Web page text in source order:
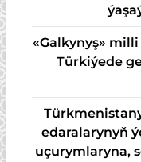
«Galkynyş»
Türkiýede
edaralarynyň
uçurymlaryna,